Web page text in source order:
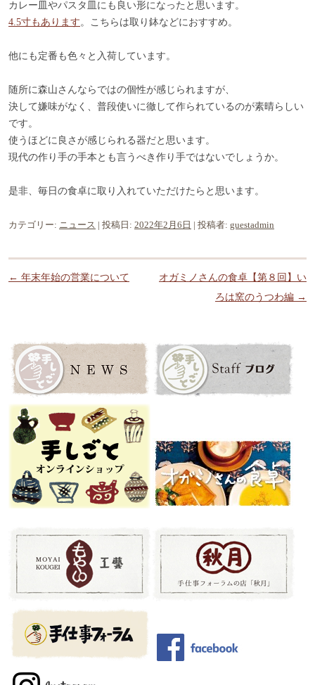
カレー皿やパスタ皿にも良い形になったと思います。
4.5寸もあります 。こちらは取り鉢などにおすすめ。
他にも定番も色々と入荷しています。
随所に森山さんならではの個性が感じられますが、
決して嫌味がなく、普段使いに徹して作られているのが素晴らしい
です。
使うほどに良さが感じられる器だと思います。
現代の作り手の手本とも言うべき作り手ではないでしょうか。
是非、毎日の食卓に取り入れていただけたらと思います。
カテゴリー: ニュース | 投稿日: 2022年2月6日 | 投稿者: guestadmin
投稿ナビゲーション
← 年末年始の営業について
オガミノさんの食卓【第８回】い
ろは窯のうつわ編 →